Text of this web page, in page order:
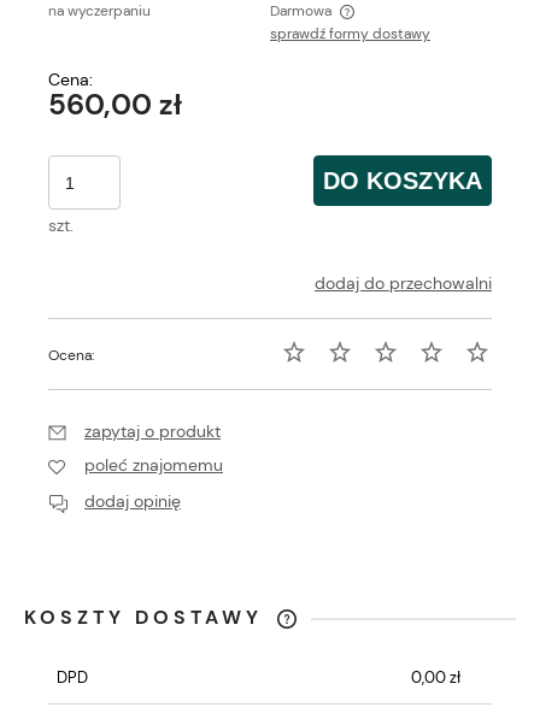
na wyczerpaniu
Darmowa
Cena nie zawiera ewentualnych kosztów płatności
sprawdź formy dostawy
Cena:
560,00 zł
szt.
DO KOSZYKA
dodaj do przechowalni
Ocena:
zapytaj o produkt
poleć znajomemu
dodaj opinię
KOSZTY DOSTAWY
KOSZTÓW PŁATNOŚCI
DPD 0,00 zł